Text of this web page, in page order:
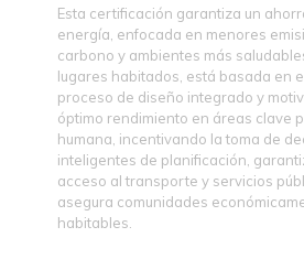
Esta certificación garantiza un
energía, enfocada en menores
carbono y ambientes más
lugares habitados, está basada en
proceso de diseño integrado y
óptimo rendimiento en áreas clave
humana, incentivando la toma de
inteligentes de planificación,
acceso al transporte y servicios
asegura comunidades
habitables.